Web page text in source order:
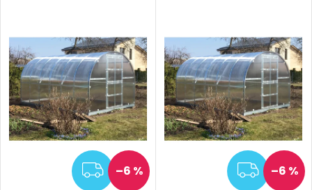
ZDARMA
–6 % –6 %